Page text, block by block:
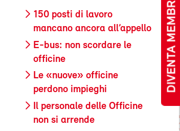
DIVENTA MEMBRO
150 posti di lavoro
mancano ancora all’appello
E-bus: non scordare le
officine
Le «nuove» officine
perdono impieghi
Il personale delle Officine
non si arrende